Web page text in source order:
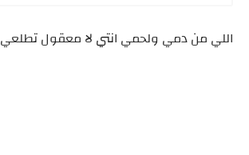
اللي من دمي ولحمي انتي لا معقول تطلعي